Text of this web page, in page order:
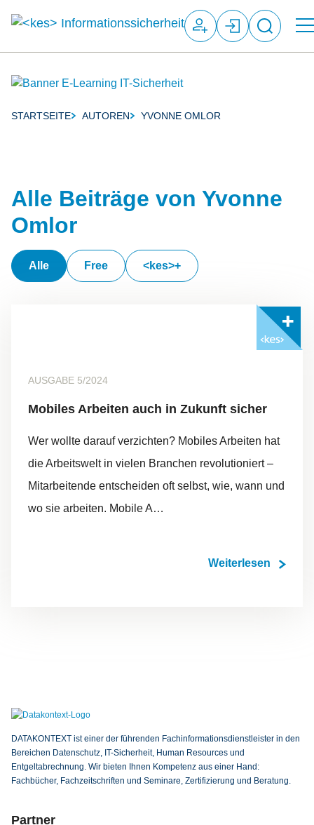
Suchen
Breadcrumb-Navigation
STARTSEITE AUTOREN YVONNE OMLOR
Alle Beiträge von Yvonne
Omlor
Alle Free <kes>+
AUSGABE 5/2024
Mobiles Arbeiten auch in Zukunft sicher
Wer wollte darauf verzichten? Mobiles Arbeiten hat
die Arbeitswelt in vielen Branchen revolutioniert –
Mitarbeitende entscheiden oft selbst, wie, wann und
wo sie arbeiten. Mobile A…
Weiterlesen
DATAKONTEXT ist einer der führenden Fachinformationsdienstleister in den
Bereichen Datenschutz, IT-Sicherheit, Human Resources und
Entgeltabrechnung. Wir bieten Ihnen Kompetenz aus einer Hand:
Fachbücher, Fachzeitschriften und Seminare, Zertifizierung und Beratung.
Partner